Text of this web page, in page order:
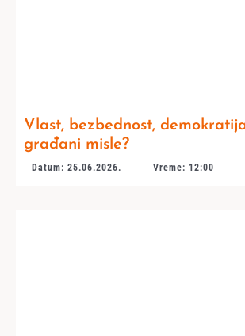
Vlast, bezbednost,
građani misle?
Datum: 25.06.2026. Vreme: 12:00